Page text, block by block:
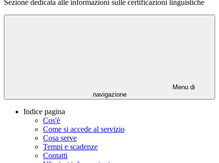
Sezione dedicata alle informazioni sulle certificazioni linguistiche
Menu di
navigazione
Indice pagina
Cos'è
Come si accede al servizio
Cosa serve
Tempi e scadenze
Contatti